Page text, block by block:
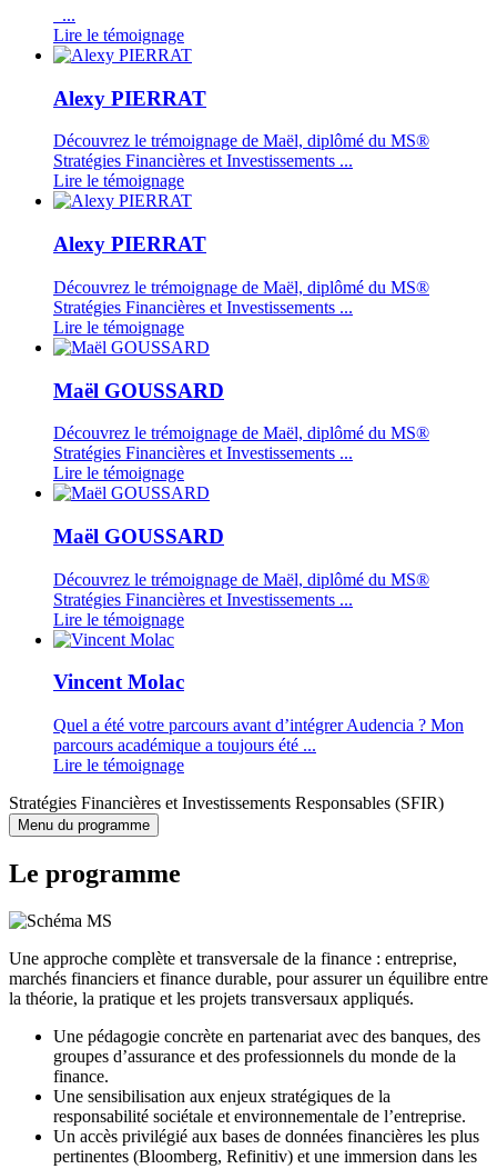
...
Lire le témoignage
Alexy PIERRAT
Découvrez le trémoignage de Maël, diplômé du MS®
Stratégies Financières et Investissements ...
Lire le témoignage
Alexy PIERRAT
Découvrez le trémoignage de Maël, diplômé du MS®
Stratégies Financières et Investissements ...
Lire le témoignage
Maël GOUSSARD
Découvrez le trémoignage de Maël, diplômé du MS®
Stratégies Financières et Investissements ...
Lire le témoignage
Maël GOUSSARD
Découvrez le trémoignage de Maël, diplômé du MS®
Stratégies Financières et Investissements ...
Lire le témoignage
Vincent Molac
Quel a été votre parcours avant d’intégrer Audencia ? Mon
parcours académique a toujours été ...
Lire le témoignage
Stratégies Financières et Investissements Responsables (SFIR)
Menu du programme
Le programme
Une approche complète et transversale de la finance : entreprise,
marchés financiers et finance durable, pour assurer un équilibre entre
la théorie, la pratique et les projets transversaux appliqués.
Une pédagogie concrète en partenariat avec des banques, des
groupes d’assurance et des professionnels du monde de la
finance.
Une sensibilisation aux enjeux stratégiques de la
responsabilité sociétale et environnementale de l’entreprise.
Un accès privilégié aux bases de données financières les plus
pertinentes (Bloomberg, Refinitiv) et une immersion dans les